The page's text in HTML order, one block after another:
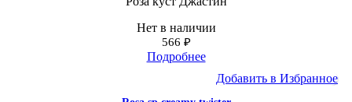
Нет в наличии
566 ₽
Подробнее
Добавить в Избранное